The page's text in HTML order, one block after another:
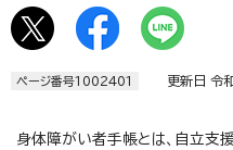
ページ番号1002401 更新日 令
身体障がい者手帳とは、自立支